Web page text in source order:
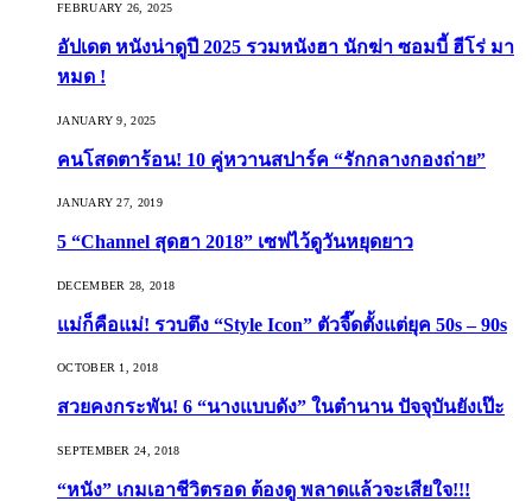
FEBRUARY 26, 2025
อัปเดต หนังน่าดูปี 2025 รวมหนังฮา นักฆ่า ซอมบี้ ฮีโร่ มา
หมด !
JANUARY 9, 2025
คนโสดตาร้อน! 10 คู่หวานสปาร์ค “รักกลางกองถ่าย”
JANUARY 27, 2019
5 “Channel สุดฮา 2018” เซฟไว้ดูวันหยุดยาว
DECEMBER 28, 2018
แม่ก็คือแม่! รวบตึง “Style Icon” ตัวจี๊ดตั้งแต่ยุค 50s – 90s
OCTOBER 1, 2018
สวยคงกระพัน! 6 “นางแบบดัง” ในตำนาน ปัจจุบันยังเป๊ะ
SEPTEMBER 24, 2018
“หนัง” เกมเอาชีวิตรอด ต้องดู พลาดแล้วจะเสียใจ!!!